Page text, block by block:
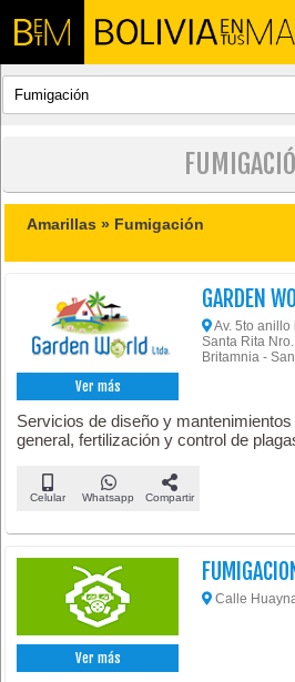
Amarillas » Fumigación
Ver más
GARDEN
Av. 5to anillo
Santa Rita
Britamnia -
Servicios de diseño y
general, fertilización y control de
Celular Whatsapp Compartir
Ver más
Calle